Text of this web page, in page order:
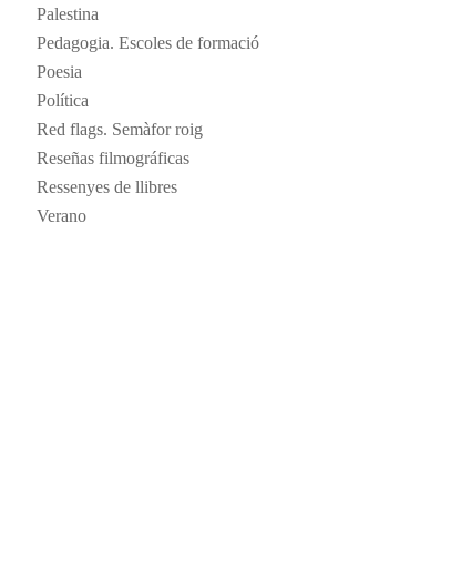
Palestina
Pedagogia. Escoles de formació
Poesia
Política
Red flags. Semàfor roig
Reseñas filmográficas
Ressenyes de llibres
Verano